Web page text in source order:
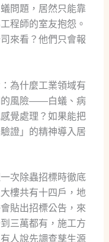
問題，居然只能靠
程師的室友抱怨。
來看？他們只會報
為什麼工業領域有
的風險——白蟻、病
覺處理？如果能把
證」的精神導入居
次除蟲招標時徹底
樓共有十四戶，地
貼出招標公告，來
三萬都有，施工方
人說先調查孳生源